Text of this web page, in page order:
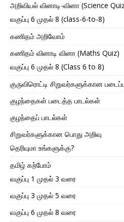
அறிவியல் வினாடி-வினா (Science
வகுப்பு 6 முதல் 8 (class-6-to-8)
கணிதம் அறிவோம்
கணிதம் வினாடி வினா (Maths Quiz)
வகுப்பு 6 முதல் 8 (Class 6 to 8)
குருவிரொட்டி சிறுவர்களுக்கான
குழந்தைகள் படைத்த பாடல்கள்
குழந்தைப் பாடல்கள்
சிறுவர்களுக்கான பொது அறிவு
தெரியுமா உங்களுக்கு?
தமிழ் கற்போம்
வகுப்பு 1 முதல் 3 வரை
வகுப்பு 3 முதல் 5 வரை
வகுப்பு 6 முதல் 8 வரை